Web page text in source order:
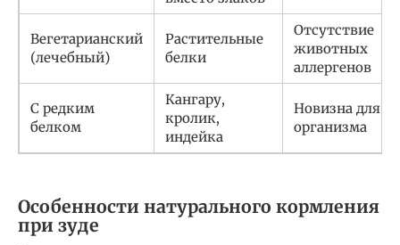
Вегетарианский
(лечебный)
Растительные
белки
Отсутствие
животных
аллергенов
С редким
белком
Кангару,
кролик,
индейка
Новизна для
организма
Особенности натурального кормления
при зуде